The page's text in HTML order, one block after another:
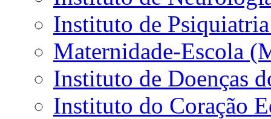
Instituto de
Maternidade-Escola
Instituto de Doenças
Instituto do Coração